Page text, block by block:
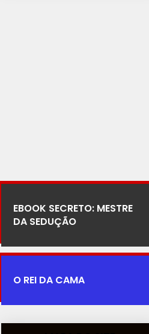
EBOOK SECRETO: MESTRE
DA SEDUÇÃO
O REI DA CAMA